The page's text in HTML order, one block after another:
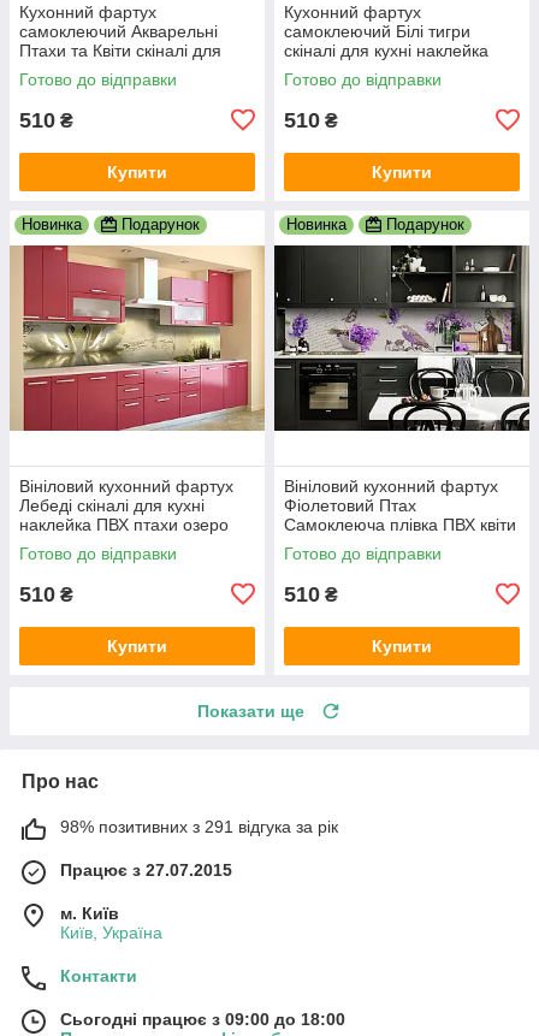
Кухонний фартух
самоклеючий Акварельні
Птахи та Квіти скіналі для
кухні наклейка ПВХ бежевий
600х2000 мм
Готово до відправки
510 ₴
Купити
Кухонний фартух
самоклеючий Білі тигри
скіналі для кухні наклейка
ПВХ тварини зелений
600х2000 мм
Готово до відправки
510 ₴
Купити
Новинка Подарунок
Вініловий кухонний фартух
Лебеді скіналі для кухні
наклейка ПВХ птахи озеро
світанок Бежевий 600х2000
мм
Готово до відправки
510 ₴
Купити
Новинка Подарунок
Вініловий кухонний фартух
Фіолетовий Птах
Самоклеюча плівка ПВХ квіти
метелика букети 600х2000
мм
Готово до відправки
510 ₴
Купити
Показати ще
Про нас
98% позитивних з 291 відгука за рік
Працює з 27.07.2015
м. Київ
Київ, Україна
Контакти
Сьогодні працює з 09:00 до 18:00